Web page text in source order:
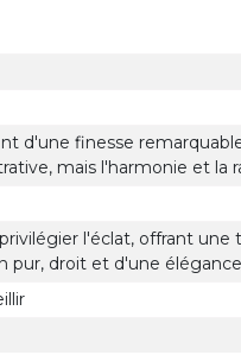
d'une finesse
mais l'harmonie et la
l'éclat, offrant une
pur, droit et d'une